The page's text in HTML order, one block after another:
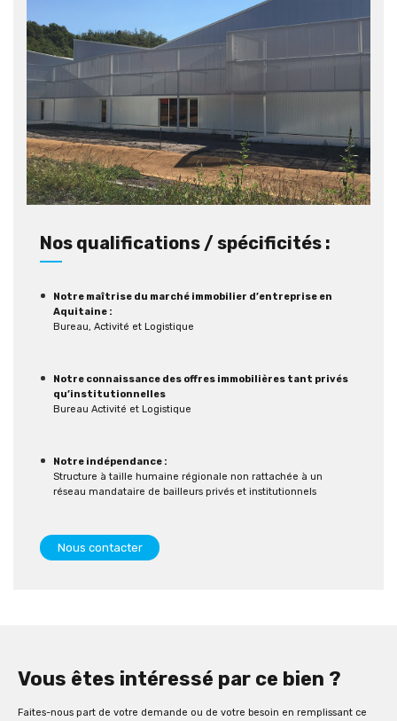
Nos qualifications / spécificités :
Notre maîtrise du marché immobilier d’entreprise en
Aquitaine :
Bureau, Activité et Logistique
Notre connaissance des offres immobilières tant privés
qu’institutionnelles
Bureau Activité et Logistique
Notre indépendance :
Structure à taille humaine régionale non rattachée à un
réseau mandataire de bailleurs privés et institutionnels
Nous contacter
Vous êtes intéressé par ce bien ?
Faites-nous part de votre demande ou de votre besoin en remplissant ce